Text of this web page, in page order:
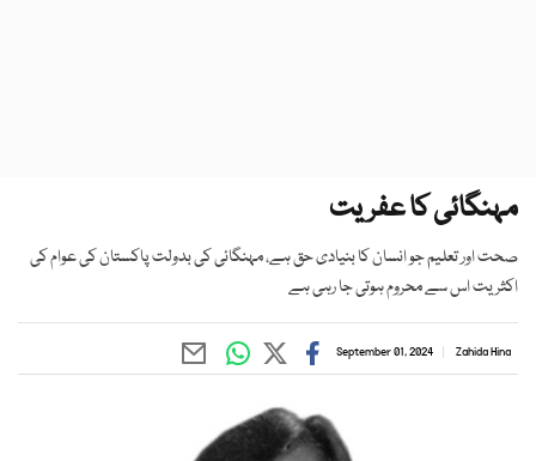
مہنگائی کا عفریت
صحت اور تعلیم جو انسان کا بنیادی حق ہے، مہنگائی کی بدولت پاکستان کی عوام کی
اکثریت اس سے محروم ہوتی جا رہی ہے
Zahida Hina
September 01, 2024